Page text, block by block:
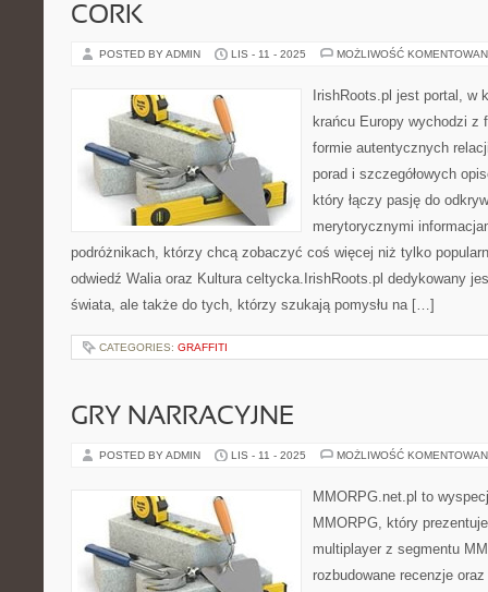
CORK
POSTED BY ADMIN LIS - 11 - 2025 MOŻLIWOŚĆ
IrishRoots.pl jest portal, w
krańcu Europy wychodzi z
formie autentycznych
porad i szczegółowych
który łączy pasję do
merytorycznymi
podróżnikach, którzy chcą zobaczyć coś więcej niż tylko
odwiedź Walia oraz Kultura celtycka.IrishRoots.pl dedykowany
świata, ale także do tych, którzy szukają pomysłu na […]
CATEGORIES: GRAFFITI
GRY NARRACYJNE
POSTED BY ADMIN LIS - 11 - 2025 MOŻLIWOŚĆ
MMORPG.net.pl to
MMORPG, który
multiplayer z segmentu
rozbudowane recenzje